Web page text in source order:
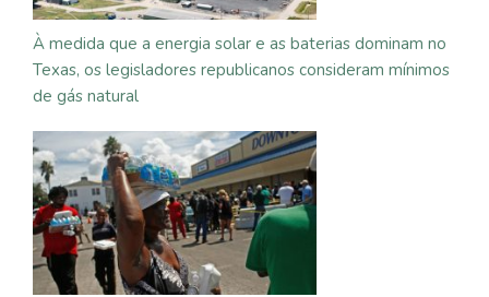
À medida que a energia solar e as baterias dominam no
Texas, os legisladores republicanos consideram mínimos
de gás natural